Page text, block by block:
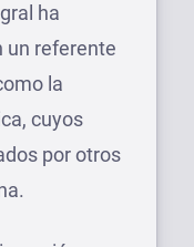
ha
un referente
la
cuyos
por otros